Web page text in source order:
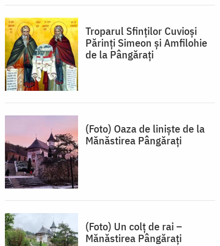
Troparul Sfinţilor Cuvioşi
Părinţi Simeon şi Amfilohie
de la Pângăraţi
(Foto) Oaza de linişte de la
Mănăstirea Pângărați
(Foto) Un colț de rai –
Mănăstirea Pângărați